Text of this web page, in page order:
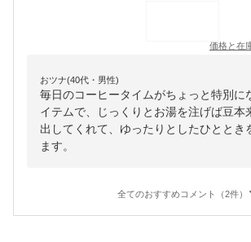
価格と在
おツナ(40代・男性)
毎日のコーヒータイムがちょっと特別に
イテムで、じっくりとお湯を注げば豆本
出してくれて、ゆったりとしたひととき
ます。
全てのおすすめコメント（2件）